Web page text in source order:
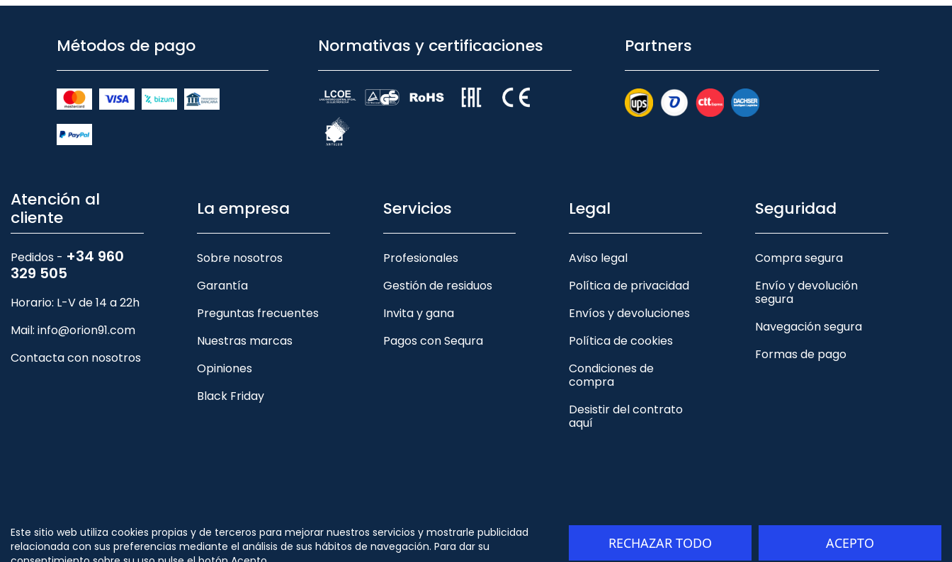
Métodos de pago Normativas y certificaciones Partners
Atención al
cliente
Pedidos - +34 960
329 505
Horario: L-V de 14 a 22h
Mail: info@orion91.com
Contacta con nosotros
La empresa
Sobre nosotros
Garantía
Preguntas frecuentes
Nuestras marcas
Opiniones
Black Friday
Servicios
Profesionales
Gestión de residuos
Invita y gana
Pagos con Sequra
Legal
Aviso legal
Política de privacidad
Envíos y devoluciones
Política de cookies
Condiciones de
compra
Desistir del contrato
aquí
Seguridad
Compra segura
Envío y devolución
segura
Navegación segura
Formas de pago
Este sitio web utiliza cookies propias y de terceros para mejorar nuestros servicios y mostrarle publicidad
relacionada con sus preferencias mediante el análisis de sus hábitos de navegación. Para dar su
RECHAZAR TODO ACEPTO
Síguenos
en
© Copyright - ORION91 - CIF B10982650- Todos los
derechos reservados